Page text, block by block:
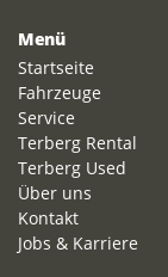
Menü
Startseite
Fahrzeuge
Service
Terberg Rental
Terberg Used
Über uns
Kontakt
Jobs & Karriere